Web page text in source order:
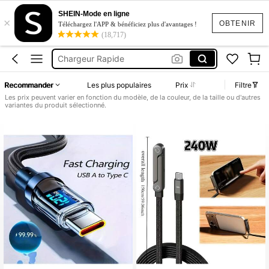
OBTENIR
×
SHEIN-Mode en ligne
Téléchargez l'APP & bénéficiez plus d'avantages !
(18,717)
Cable Usb Type C Rapide
Chargeur
Chargeur De Téléphone
Chargeur Rapide
Cable Usb Type C Rapide
Recommander Les plus populaires Prix Filtre
Les prix peuvent varier en fonction du modèle, de la couleur, de la taille ou d'autres
variantes du produit sélectionné.